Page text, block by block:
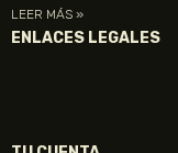
LEER MÁS »
ENLACES LEGALES